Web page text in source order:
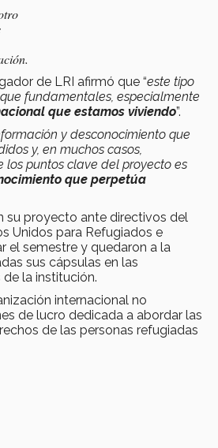
de LRI afirmó que “este tipo
fundamentales, especialmente
que estamos viviendo”.
y desconocimiento que
y, en muchos casos,
los puntos clave del proyecto es
que perpetúa
su proyecto ante directivos del
Unidos para Refugiados e
el semestre y quedaron a la
sus cápsulas en las
la institución.
internacional no
de lucro dedicada a abordar las
de las personas refugiadas